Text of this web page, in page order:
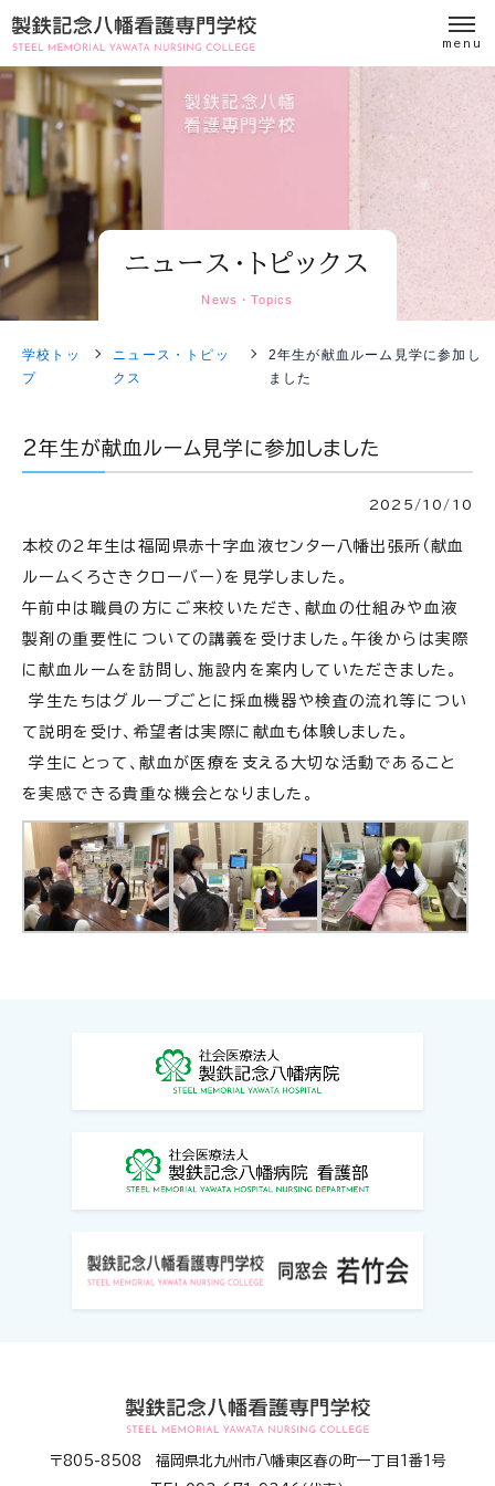
ニュース・トピックス
News・Topics
学校トッ
プ
ニュース・トピッ
クス
2年生が献血ルーム見学に参加し
ました
2年生が献血ルーム見学に参加しました
2025/10/10
本校の2年生は福岡県赤十字血液センター八幡出張所（献血
ルームくろさきクローバー）を見学しました。
午前中は職員の方にご来校いただき、献血の仕組みや血液
製剤の重要性についての講義を受けました。午後からは実際
に献血ルームを訪問し、施設内を案内していただきました。
学生たちはグループごとに採血機器や検査の流れ等につい
て説明を受け、希望者は実際に献血も体験しました。
学生にとって、献血が医療を支える大切な活動であること
を実感できる貴重な機会となりました。
〒805-8508 福岡県北九州市八幡東区春の町一丁目1番1号